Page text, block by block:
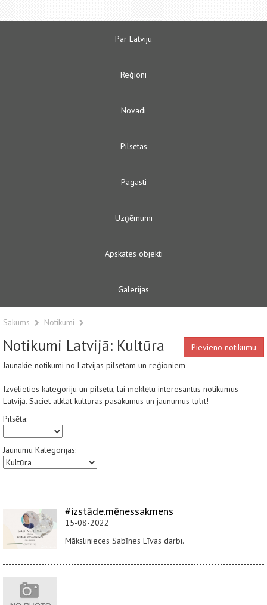
Par Latviju
Reģioni
Novadi
Pilsētas
Pagasti
Uzņēmumi
Apskates objekti
Galerijas
Sākums Notikumi
Notikumi Latvijā: Kultūra
Pievieno notikumu
Jaunākie notikumi no Latvijas pilsētām un reģioniem
Izvēlieties kategoriju un pilsētu, lai meklētu interesantus notikumus
Latvijā. Sāciet atklāt kultūras pasākumus un jaunumus tūlīt!
Pilsēta:
Jaunumu Kategorijas:
#izstāde.mēnessakmens
15-08-2022
Mākslinieces Sabīnes Līvas darbi.